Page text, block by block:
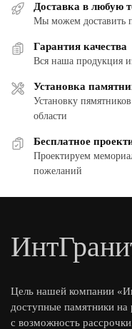
Доставка в любую
Мы можем доставить
Гарантия качества
Вся наша продукция
Установка
Установку
области
Бесплатное
Проектируем
пожеланий
Цель нашей компании
доступные памятники
с возможность